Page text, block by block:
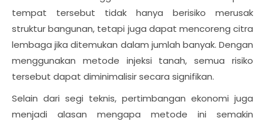
tempat tersebut tidak hanya berisiko merusak
struktur bangunan, tetapi juga dapat mencoreng citra
lembaga jika ditemukan dalam jumlah banyak. Dengan
menggunakan metode injeksi tanah, semua risiko
tersebut dapat diminimalisir secara signifikan.
Selain dari segi teknis, pertimbangan ekonomi juga
menjadi alasan mengapa metode ini semakin